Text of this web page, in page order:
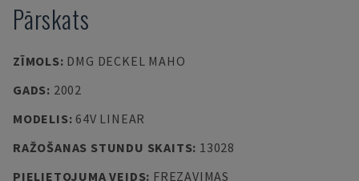
Pārskats
ZĪMOLS: DMG DECKEL MAHO
GADS: 2002
MODELIS: 64V LINEAR
RAŽOŠANAS STUNDU SKAITS: 13028
PIELIETOJUMA VEIDS: FREZAVIMAS